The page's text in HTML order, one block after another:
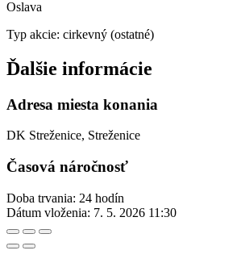
Oslava
Typ akcie: cirkevný (ostatné)
Ďalšie informácie
Adresa miesta konania
DK Streženice, Streženice
Časová náročnosť
Doba trvania: 24 hodín
Dátum vloženia: 7. 5. 2026 11:30